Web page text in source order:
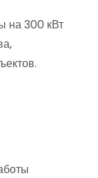
на 300 кВт